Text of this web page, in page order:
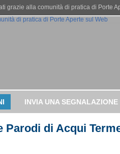
grazie alla comunità di pratica di Porte
INVIA UNA SEGNALAZIONE
Parodi di Acqui